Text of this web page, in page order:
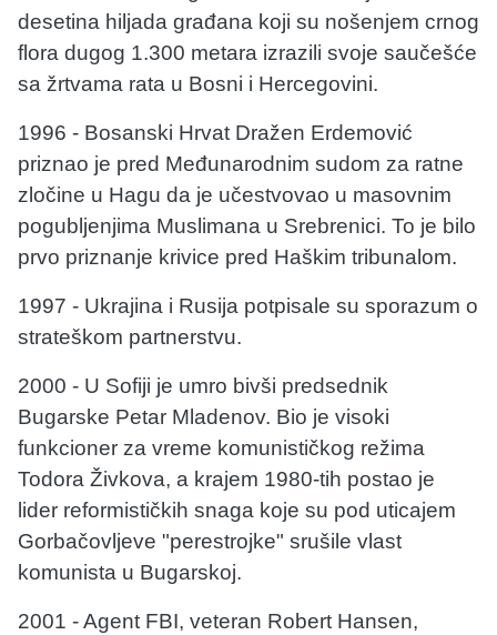
desetina hiljada građana koji su nošenjem crnog
flora dugog 1.300 metara izrazili svoje saučešće
sa žrtvama rata u Bosni i Hercegovini.
1996 - Bosanski Hrvat Dražen Erdemović
priznao je pred Međunarodnim sudom za ratne
zločine u Hagu da je učestvovao u masovnim
pogubljenjima Muslimana u Srebrenici. To je bilo
prvo priznanje krivice pred Haškim tribunalom.
1997 - Ukrajina i Rusija potpisale su sporazum o
strateškom partnerstvu.
2000 - U Sofiji je umro bivši predsednik
Bugarske Petar Mladenov. Bio je visoki
funkcioner za vreme komunističkog režima
Todora Živkova, a krajem 1980-tih postao je
lider reformističkih snaga koje su pod uticajem
Gorbačovljeve "perestrojke" srušile vlast
komunista u Bugarskoj.
2001 - Agent FBI, veteran Robert Hansen,